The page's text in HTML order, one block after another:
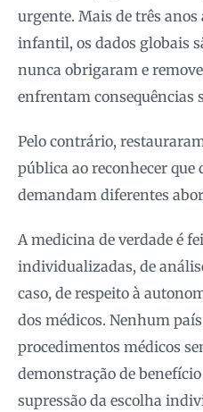
urgente. Mais de três
infantil, os dados globais
nunca obrigaram e
enfrentam consequências
Pelo contrário,
pública ao reconhecer
demandam diferentes
A medicina de verdade é
individualizadas, de
caso, de respeito à
dos médicos. Nenhum
procedimentos médicos
demonstração de
supressão da escolha